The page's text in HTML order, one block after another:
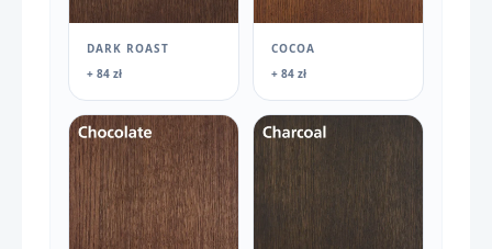
DARK ROAST
+ 84 zł
COCOA
+ 84 zł